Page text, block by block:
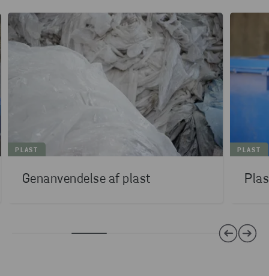
PLAST
Genanvendelse af plast
PLAST